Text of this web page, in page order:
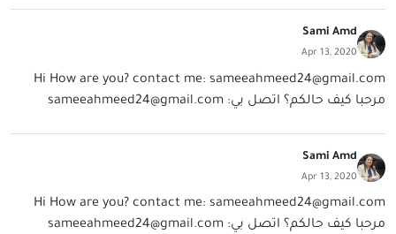
Sami Amd
Apr 13, 2020
Hi How are you? contact me: sameeahmeed24@gmail.com
مرحبا كيف حالكم؟ اتصل بي: sameeahmeed24@gmail.com
Sami Amd
Apr 13, 2020
Hi How are you? contact me: sameeahmeed24@gmail.com
مرحبا كيف حالكم؟ اتصل بي: sameeahmeed24@gmail.com